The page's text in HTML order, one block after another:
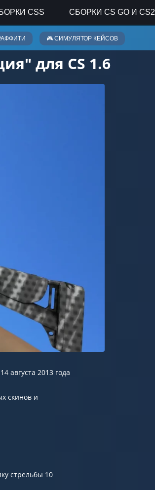
CSS СБОРКИ CS GO И CS2
🎮 СИМУЛЯТОР КЕЙСОВ
для CS 1.6
августа 2013 года
скинов и
стрельбы 10